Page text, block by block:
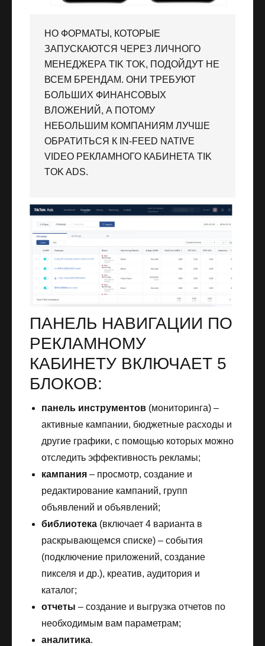
НО ФОРМАТЫ, КОТОРЫЕ
ЗАПУСКАЮТСЯ ЧЕРЕЗ ЛИЧНОГО
МЕНЕДЖЕРА TIK TOK, ПОДОЙДУТ НЕ
ВСЕМ БРЕНДАМ. ОНИ ТРЕБУЮТ
БОЛЬШИХ ФИНАНСОВЫХ
ВЛОЖЕНИЙ, А ПОТОМУ
НЕБОЛЬШИМ КОМПАНИЯМ ЛУЧШЕ
ОБРАТИТЬСЯ К IN-FEED NATIVE
VIDEO РЕКЛАМНОГО КАБИНЕТА TIK
TOK ADS.
ПАНЕЛЬ НАВИГАЦИИ ПО
РЕКЛАМНОМУ
КАБИНЕТУ ВКЛЮЧАЕТ 5
БЛОКОВ:
панель инструментов (мониторинга) –
активные кампании, бюджетные расходы и
другие графики, с помощью которых можно
отследить эффективность рекламы;
кампания – просмотр, создание и
редактирование кампаний, групп
объявлений и объявлений;
библиотека (включает 4 варианта в
раскрывающемся списке) – события
(подключение приложений, создание
пикселя и др.), креатив, аудитория и
каталог;
отчеты – создание и выгрузка отчетов по
необходимым вам параметрам;
аналитика.